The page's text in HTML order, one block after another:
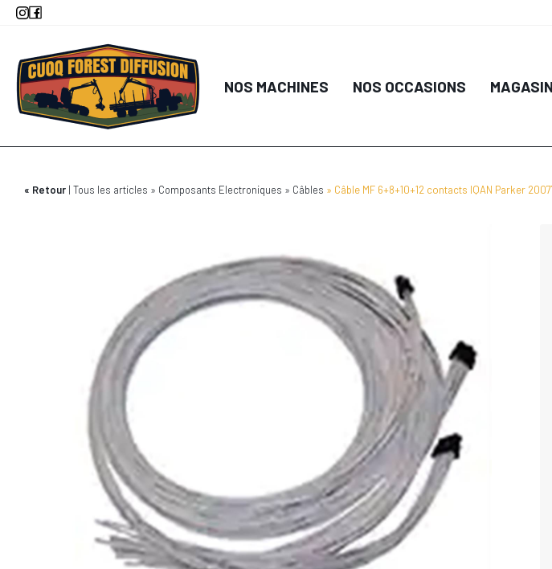
Aller
principal
NOS MACHINES NOS OCCASIONS MAGASIN
Retour Tous les articles Composants Electroniques Câbles Câble MF 6+8+10+12 contacts IQAN Parker